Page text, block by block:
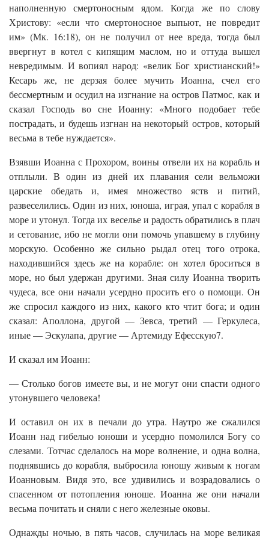
наполненную смертоносным ядом. Когда же по слову
Христову: «если что смертоносное выпьют, не повредит
им» (Мк. 16:18), он не получил от нее вреда, тогда был
ввергнут в котел с кипящим маслом, но и оттуда вышел
невредимым. И вопиял народ: «велик Бог христианский!»
Кесарь же, не дерзая более мучить Иоанна, счел его
бессмертным и осудил на изгнание на остров Патмос, как и
сказал Господь во сне Иоанну: «Много подобает тебе
пострадать, и будешь изгнан на некоторый остров, который
весьма в тебе нуждается».
Взявши Иоанна с Прохором, воины отвели их на корабль и
отплыли. В один из дней их плавания сели вельможи
царские обедать и, имея множество яств и питий,
развеселились. Один из них, юноша, играя, упал с корабля в
море и утонул. Тогда их веселье и радость обратились в плач
и сетование, ибо не могли они помочь упавшему в глубину
морскую. Особенно же сильно рыдал отец того отрока,
находившийся здесь же на корабле: он хотел броситься в
море, но был удержан другими. Зная силу Иоанна творить
чудеса, все они начали усердно просить его о помощи. Он
же спросил каждого из них, какого кто чтит бога; и один
сказал: Аполлона, другой — Зевса, третий — Геркулеса,
иные — Эскулапа, другие — Артемиду Ефесскую7.
И сказал им Иоанн:
— Столько богов имеете вы, и не могут они спасти одного
утонувшего человека!
И оставил он их в печали до утра. Наутро же сжалился
Иоанн над гибелью юноши и усердно помолился Богу со
слезами. Тотчас сделалось на море волнение, и одна волна,
поднявшись до корабля, выбросила юношу живым к ногам
Иоанновым. Видя это, все удивились и возрадовались о
спасенном от потопления юноше. Иоанна же они начали
весьма почитать и сняли с него железные оковы.
Однажды ночью, в пять часов, случилась на море великая